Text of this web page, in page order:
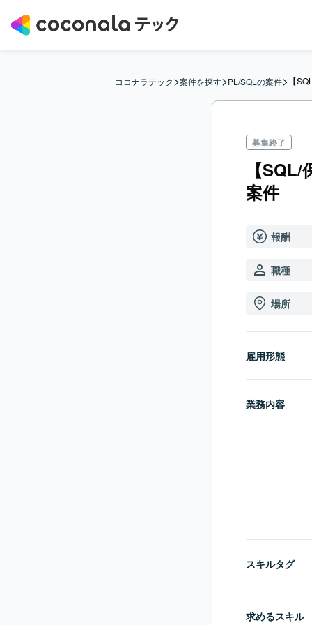
ココナラテック>案件を探す>PL/SQLの案件> 【
募集終了
【
案件
報酬
職種
場所
雇用形態
業務内容
スキルタグ
求めるスキル